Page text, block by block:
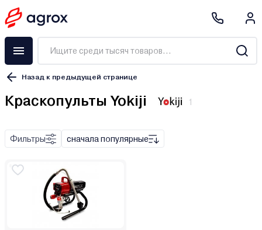
Назад к предыдущей странице
Краскопульты Yokiji
1
Краскопульт
Покрасочная станция
Аксессуары
Аэрограф
Фильтры сначала популярные